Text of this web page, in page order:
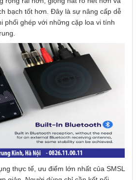
bạch tốt hơn. Đây là sự nâng cấp dễ
phối ghép với những cặp loa vi tính
thực tế, ưu điểm lớn nhất của SMSL